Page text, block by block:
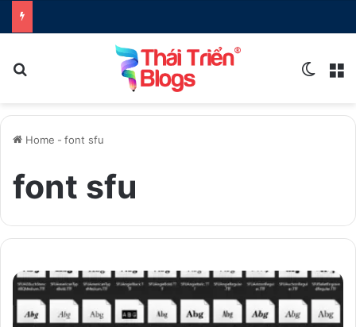
Home - font sfu
font sfu